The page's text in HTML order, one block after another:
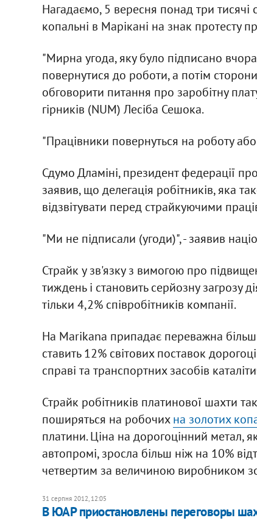
Нагадаємо, 5 вересня понад три
копальні в Марікані на знак протесту
"Мирна угода, яку було підписано
повернутися до роботи, а потім
обговорити питання про заробітну
гірників (NUM) Лесіба Сешока.
"Працівники повернуться на роботу
Сдумо Дламіні, президент федерації
заявив, що делегація робітників, яка
відзвітувати перед страйкуючими
"Ми не підписали (угоди)", - заявив
Страйк у зв'язку з вимогою про
тиждень і становить серйозну загрозу
тільки 4,2% співробітників компанії.
На Marikana припадає переважна
ставить 12% світових поставок
справі та транспортних засобів
Страйк робітників платинової шахти
поширяться на робочихна золотих
платини. Ціна на дорогоцінний метал,
автопромі, зросла більш ніж на 10%
четвертим за величиною виробником
31 серпня 2012, 12:05
В ЮАР приостановлены переговоры